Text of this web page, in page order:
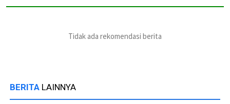
Tidak ada rekomendasi berita
BERITA LAINNYA